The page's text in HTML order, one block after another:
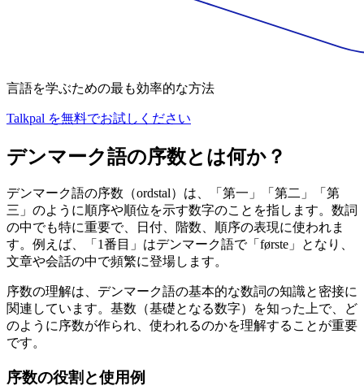
言語を学ぶための最も効率的な方法
Talkpal を無料でお試しください
デンマーク語の序数とは何か？
デンマーク語の序数（ordstal）は、「第一」「第二」「第
三」のように順序や順位を示す数字のことを指します。数詞
の中でも特に重要で、日付、階数、順序の表現に使われま
す。例えば、「1番目」はデンマーク語で「første」となり、
文章や会話の中で頻繁に登場します。
序数の理解は、デンマーク語の基本的な数詞の知識と密接に
関連しています。基数（基礎となる数字）を知った上で、ど
のように序数が作られ、使われるのかを理解することが重要
です。
序数の役割と使用例